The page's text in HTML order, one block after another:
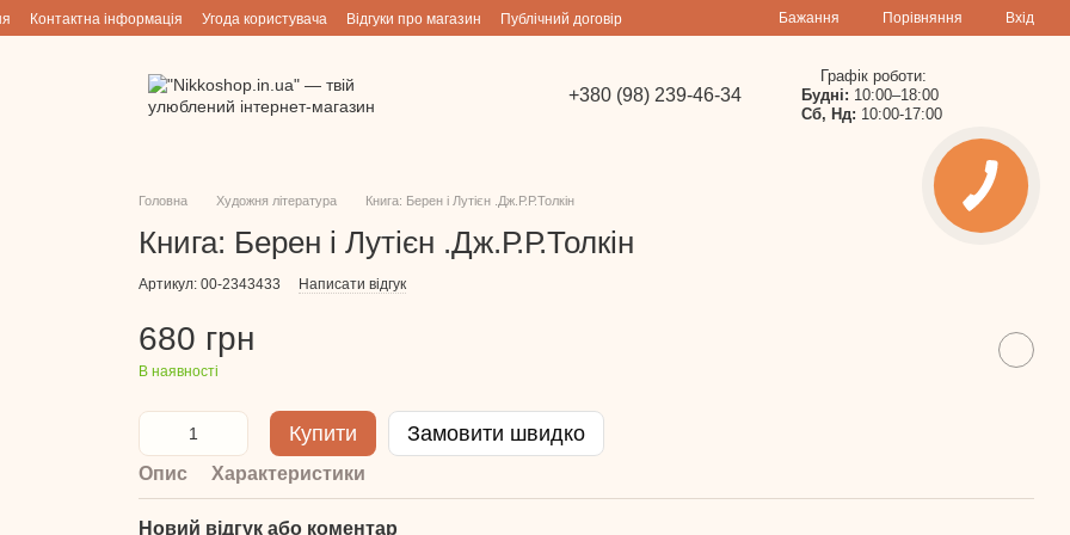
Контактна інформація Угода користувача Відгуки про магазин Публічний договір Бажання Порівняння Вхід
+380 (98) 239-46-34
Графік роботи:
Будні: 10:00–18:00
Сб, Нд: 10:00-17:00
Головна Художня література Книга: Берен і Лутієн .Дж.Р.Р.Толкін
Книга: Берен і Лутієн .Дж.Р.Р.Толкін
Артикул: 00-2343433 Написати відгук
680 грн
В наявності
Купити Замовити швидко
Опис Характеристики
Новий відгук або коментар